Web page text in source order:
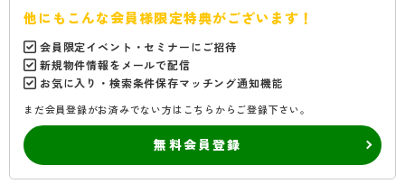
他にもこんな会員様限定特典がございます！
会員限定イベント・セミナーにご招待
新規物件情報をメールで配信
お気に入り・検索条件保存マッチング通知機能
まだ会員登録がお済みでない方はこちらからご登録下さい。
無料会員登録